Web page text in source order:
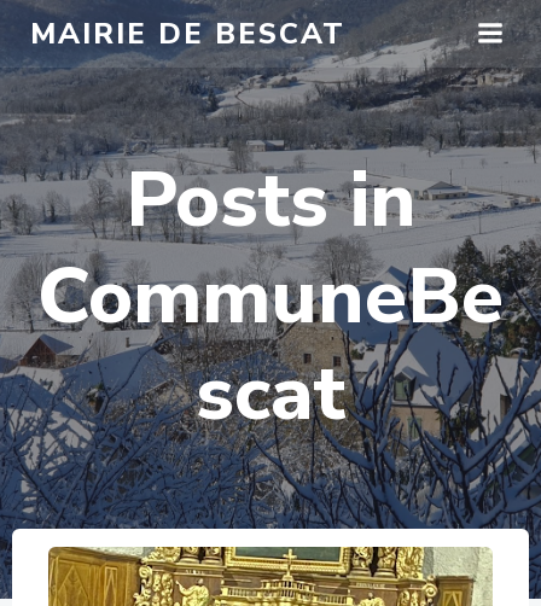
Aller
au
contenu
MAIRIE DE BESCAT
Posts in
CommuneBe
scat